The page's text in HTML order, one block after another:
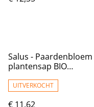
Salus - Paardenbloem
plantensap BIO
UITVERKOCHT
€ 11,62